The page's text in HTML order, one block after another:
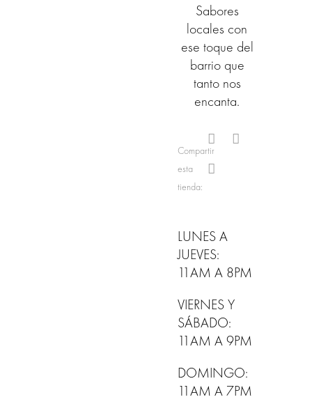
Sabores
locales con
ese toque del
barrio que
tanto nos
encanta.
Compartir
esta
tienda:
LUNES A
JUEVES:
11AM A 8PM
VIERNES Y
SÁBADO:
11AM A 9PM
DOMINGO:
11AM A 7PM